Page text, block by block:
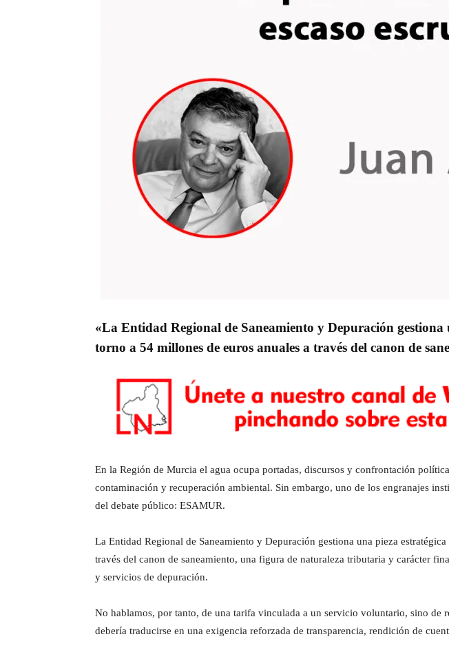
«La Entidad Regional de Saneamiento y Depuración
torno a 54 millones de euros anuales a través del canon de
En la Región de Murcia el agua ocupa portadas, discursos y confrontación
contaminación y recuperación ambiental. Sin embargo, uno de los engranajes
del debate público: ESAMUR.
La Entidad Regional de Saneamiento y Depuración gestiona una pieza
través del canon de saneamiento, una figura de naturaleza tributaria y carácter
y servicios de depuración.
No hablamos, por tanto, de una tarifa vinculada a un servicio voluntario, sino
debería traducirse en una exigencia reforzada de transparencia, rendición de